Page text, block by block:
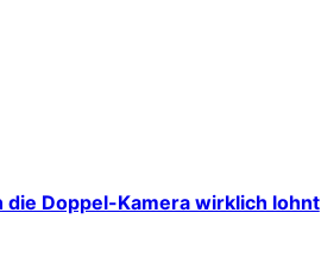
die Doppel-Kamera wirklich lohnt